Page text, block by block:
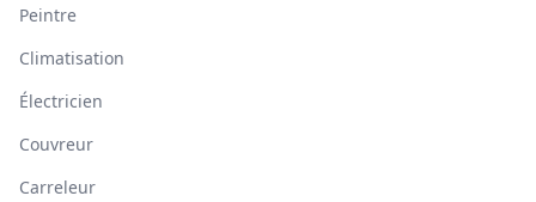
Peintre
Climatisation
Électricien
Couvreur
Carreleur